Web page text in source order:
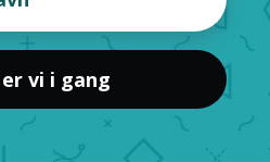
er vi i gang